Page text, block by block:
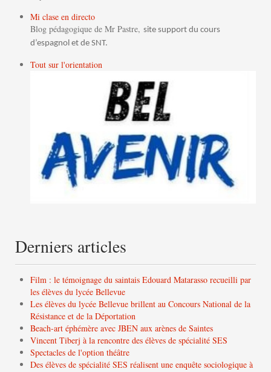
Mi clase en directo
Blog pédagogique de Mr Pastre, site support du cours
d’espagnol et de SNT.
Tout sur l'orientation
Derniers articles
Film : le témoignage du saintais Edouard Matarasso recueilli par
les élèves du lycée Bellevue
Les élèves du lycée Bellevue brillent au Concours National de la
Résistance et de la Déportation
Beach-art éphémère avec JBEN aux arènes de Saintes
Vincent Tiberj à la rencontre des élèves de spécialité SES
Spectacles de l'option théâtre
Des élèves de spécialité SES réalisent une enquête sociologique à